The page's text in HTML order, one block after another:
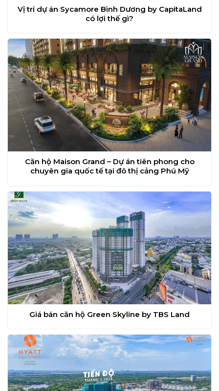
Vị trí dự án Sycamore Bình Dương by CapitaLand
có lợi thế gì?
Căn hộ Maison Grand – Dự án tiên phong cho
chuyên gia quốc tế tại đô thị cảng Phú Mỹ
Giá bán căn hộ Green Skyline by TBS Land